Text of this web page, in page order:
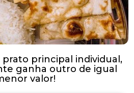
principal individual,
ganha outro de igual
valor!